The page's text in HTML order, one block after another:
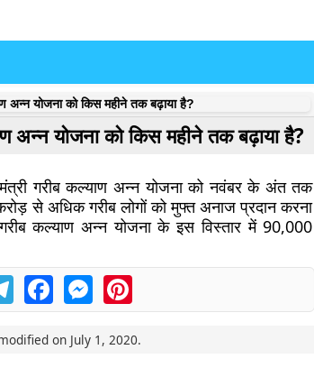
अन्न योजना को किस महीने तक बढ़ाया है?
अन्न योजना को किस महीने तक बढ़ाया है?
गरीब कल्याण अन्न योजना को नवंबर के अंत तक
से अधिक गरीब लोगों को मुफ्त अनाज प्रदान करना
कल्याण अन्न योजना के इस विस्तार में 90,000
TelegramFacebookMessengerPinterest
on July 1, 2020.